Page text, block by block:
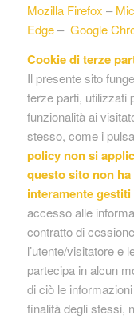
Mozilla Firefox –
Edge– Google
Cookie di terze
Il presente sito
terze parti, utilizzati
funzionalità ai
stesso, come i
policy non si
questo sito non
interamente
accesso alle
contratto di
l’utente/visitatore e
partecipa in alcun
di ciò le
finalità degli stessi,